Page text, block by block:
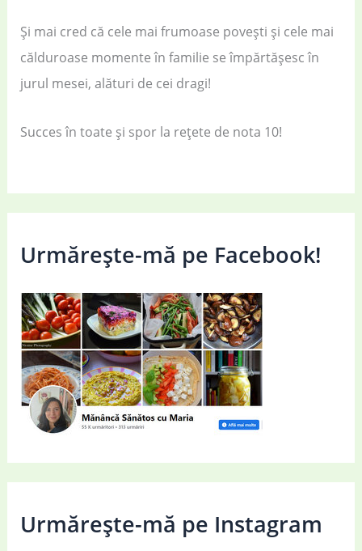
Și mai cred că cele mai frumoase povești și cele mai
călduroase momente în familie se împărtășesc în
jurul mesei, alături de cei dragi!
Succes în toate și spor la rețete de nota 10!
Urmărește-mă pe Facebook!
Urmărește-mă pe Instagram